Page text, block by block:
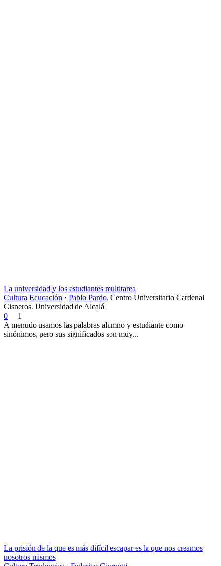
La universidad y los estudiantes multitarea
Cultura Educación · Pablo Pardo, Centro Universitario Cardenal
Cisneros. Universidad de Alcalá
0
1
A menudo usamos las palabras alumno y estudiante como
sinónimos, pero sus significados son muy...
La prisión de la que es más difícil escapar es la que nos creamos
nosotros mismos